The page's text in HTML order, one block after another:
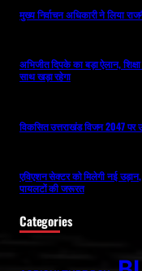
मुख्य निर्वाचन अधिकारी ने लिया
अभिजीत दिपके का बड़ा ऐलान,
साथ खड़ा रहेगा
विकसित उत्तराखंड विजन 2047
एविएशन सेक्टर को मिलेगी नई
पायलटों की जरूरत
Categories